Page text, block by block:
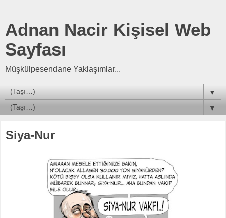
Adnan Nacir Kişisel Web
Sayfası
Müşkülpesendane Yaklaşımlar...
▼
▼
Siya-Nur